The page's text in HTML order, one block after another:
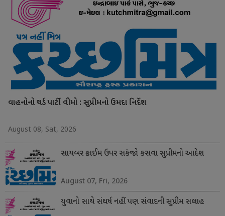
વાહનોનો થર્ડ પાર્ટી વીમો : સુપ્રીમનો ઉમદા નિર્દેશ
August 08, Sat, 2026
સાયબર ક્રાઈમ ઉપર સકંજો કસવા સુપ્રીમનો આદેશ
August 07, Fri, 2026
યુવાનો સાથે સંઘર્ષ નહીં પણ સંવાદની સુપ્રીમ સલાહ